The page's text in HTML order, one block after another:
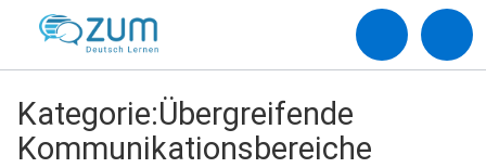
Kategorie:Übergreifende
Kommunikationsbereiche